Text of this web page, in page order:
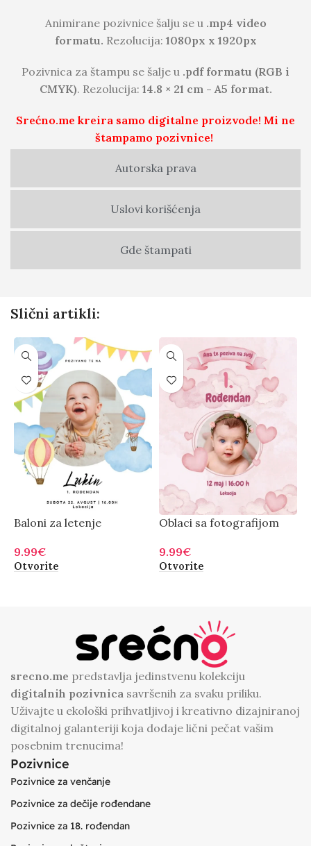
Autorska prava
Uslovi korišćenja
Gde štampati
Animirane pozivnice šalju se u .mp4 video
formatu. Rezolucija: 1080px x 1920px
Pozivnica za štampu se šalje u .pdf formatu (RGB i
CMYK). Rezolucija: 14.8 × 21 cm - A5 format.
Srećno.me kreira samo digitalne proizvode! Mi ne
štampamo pozivnice!
Slični artikli:
Baloni za letenje
9.99€
Otvorite
Oblaci sa fotografijom
9.99€
Otvorite
srecno.me predstavlja jedinstvenu kolekciju
digitalnih pozivnica savršenih za svaku priliku.
Uživajte u ekološki prihvatljivoj i kreativno dizajniranoj
digitalnoj galanteriji koja dodaje lični pečat vašim
posebnim trenucima!
Pozivnice
Pozivnice za venčanje
Pozivnice za dečije rođendane
Pozivnice za 18. rođendan